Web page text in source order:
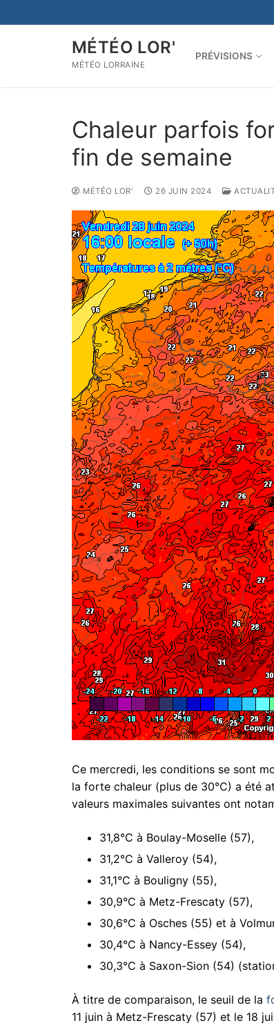
au
MÉTÉO LOR'
MÉTÉO LORRAINE
PRÉVISIONS
Chaleur parfois
fin de semaine
MÉTÉO LOR' 26 JUIN 2024
Ce mercredi, les conditions se sont
la forte chaleur (plus de 30°C) a été
valeurs maximales suivantes ont
31,8°C à Boulay-Moselle (57),
31,2°C à Valleroy (54),
31,1°C à Bouligny (55),
30,9°C à Metz-Frescaty (57),
30,6°C à Osches (55) et à
30,4°C à Nancy-Essey (54),
30,3°C à Saxon-Sion (54)
À titre de comparaison, le seuil de la
11 juin à Metz-Frescaty (57) et le 18